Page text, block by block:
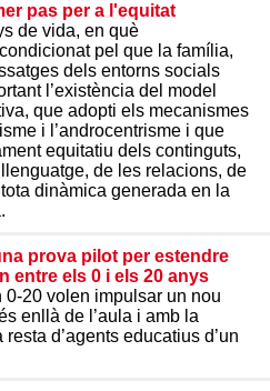
pas per a l'equitat
de vida, en què
pel que la família,
dels entorns socials
l’existència del model
que adopti els mecanismes
i l’androcentrisme i que
equitatiu dels continguts,
de les relacions, de
tota dinàmica generada en la
prova pilot per estendre
entre els 0 i els 20 anys
0-20 volen impulsar un nou
enllà de l’aula i amb la
d’agents educatius d’un